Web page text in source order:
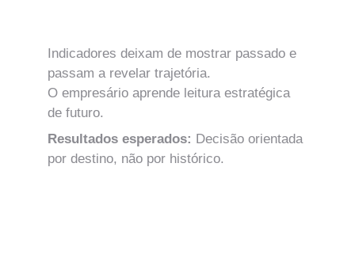
Indicadores deixam de mostrar passado e
passam a revelar trajetória.
O empresário aprende leitura estratégica
de futuro.
Resultados esperados: Decisão orientada
por destino, não por histórico.